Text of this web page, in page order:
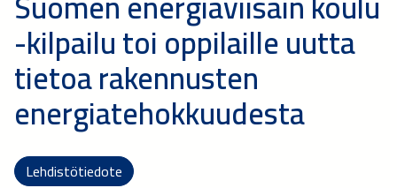
-kilpailu toi oppilaille uutta
tietoa rakennusten
energiatehokkuudesta
Lehdistötiedote